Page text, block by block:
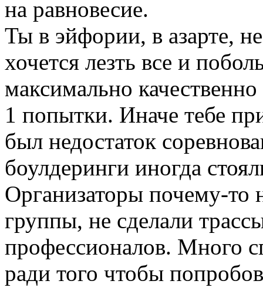
на равновесие.
Ты в эйфории, в азарте,
хочется лезть все и
максимально
1 попытки. Иначе тебе
был недостаток
боулдеринги иногда
Организаторы почему-то
группы, не сделали
профессионалов. Много
ради того чтобы